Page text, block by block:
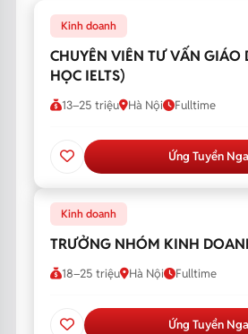
Kinh doanh
CHUYÊN VIÊN TƯ VẤN GIÁO
HỌC IELTS)
13–25 triệu Hà Nội Fulltime
Ứng Tuyển
Kinh doanh
TRƯỞNG NHÓM KINH
18–25 triệu Hà Nội Fulltime
Ứng Tuyển